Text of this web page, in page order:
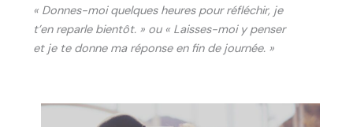
« Donnes-moi quelques heures pour réfléchir, je
t’en reparle bientôt. » ou « Laisses-moi y penser
et je te donne ma réponse en fin de journée. »